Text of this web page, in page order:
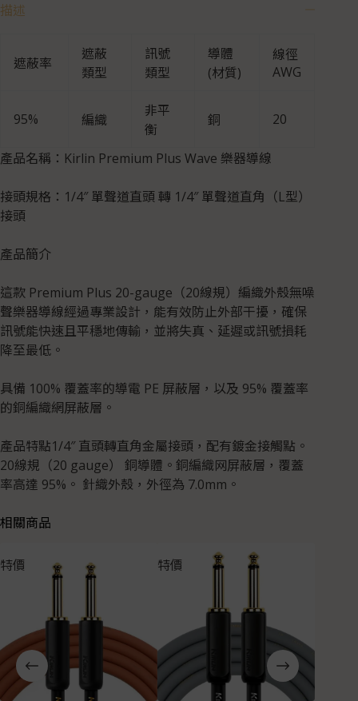
描述
遮蔽率
遮蔽
類型
訊號
類型
導體
(材質)
線徑
AWG
95% 編織
非平
衡
銅 20
產品名稱：Kirlin Premium Plus Wave 樂器導線
接頭規格：1/4″ 單聲道直頭 轉 1/4″ 單聲道直角（L型）
接頭
產品簡介
這款 Premium Plus 20-gauge（20線規）編織外殼無噪
聲樂器導線經過專業設計，能有效防止外部干擾，確保
訊號能快速且平穩地傳輸，並將失真、延遲或訊號損耗
降至最低。
具備 100% 覆蓋率的導電 PE 屏蔽層，以及 95% 覆蓋率
的銅編織網屏蔽層。
產品特點1/4″ 直頭轉直角金屬接頭，配有鍍金接觸點。
20線規（20 gauge） 銅導體。銅編織网屏蔽層，覆蓋
率高達 95%。 針織外殼，外徑為 7.0mm。
相關商品
特價 特價